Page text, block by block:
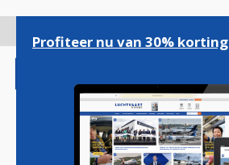
gaan
Profiteer nu van 30% korting